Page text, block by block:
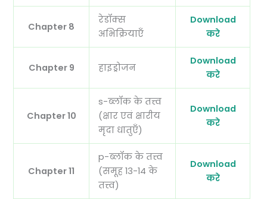
Chapter 8
रेडॉक्स
अभिक्रियाएँ
Download
करे
Chapter 9 हाइड्रोजन
Download
करे
Chapter 10
s-ब्लॉक के तत्त्व
(क्षार एवं क्षारीय
मृदा धातुएँ)
Download
करे
Chapter 11
p-ब्लॉक के तत्त्व
(समूह 13-14 के
तत्त्व)
Download
करे